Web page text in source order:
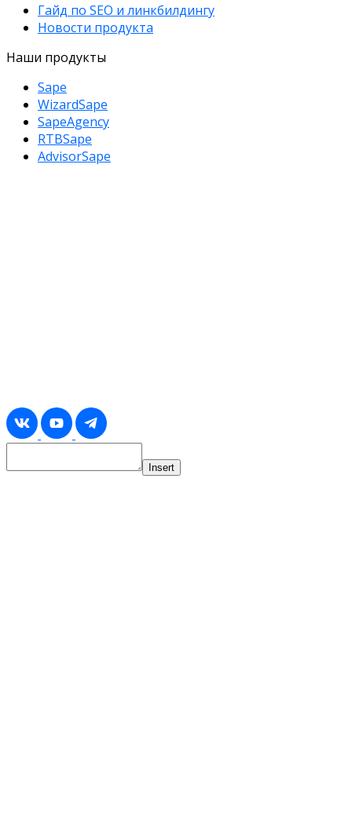
Гайд по SEO и линкбилдингу
Новости продукта
Наши продукты
Sape
WizardSape
SapeAgency
RTBSape
AdvisorSape
Insert